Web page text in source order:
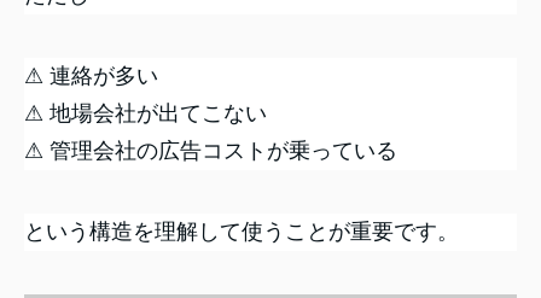
⚠ 連絡が多い
⚠ 地場会社が出てこない
⚠ 管理会社の広告コストが乗っている
という構造を理解して使うことが重要です。